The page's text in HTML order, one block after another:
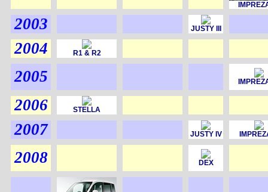
2003 JUSTY III
2004 R1 & R2
2005
2006 STELLA
2007 JUSTY IV
2008 DEX